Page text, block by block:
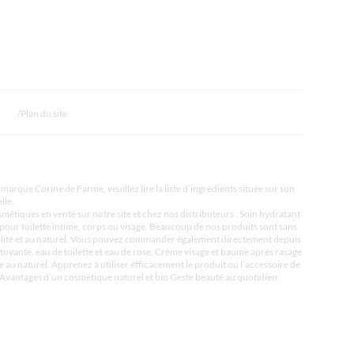
Plan du site
Corine de Farme, veuillez lire la liste d’ingrédients située sur son
en vente sur notre site et chez nos distributeurs : Soin hydratant
toilette intime, corps ou visage. Beaucoup de nos produits sont sans
et au naturel. Vous pouvez commander également directement depuis
eau de toilette et eau de rose. Crème visage et baume après rasage
au naturel. Apprenez à utiliser efficacement le produit ou l’accessoire de
d’un cosmétique naturel et bio Geste beauté au quotidien :